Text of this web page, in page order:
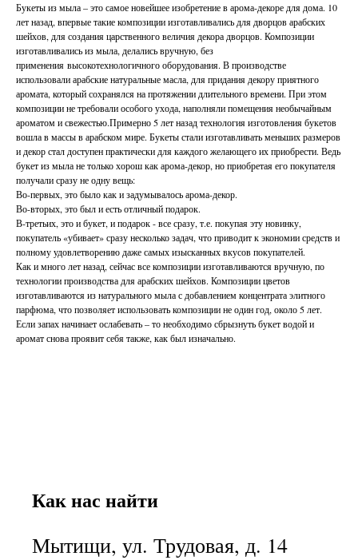
Букеты из мыла – это самое новейшее изобретение в арома-декоре для дома. 10
лет назад, впервые такие композиции изготавливались для дворцов арабских
шейхов, для создания царственного величия декора дворцов. Композиции
изготавливались из мыла, делались вручную, без
применения высокотехнологичного оборудования. В производстве
использовали арабские натуральные масла, для придания декору приятного
аромата, который сохранялся на протяжении длительного времени. При этом
композиции не требовали особого ухода, наполняли помещения необычайным
ароматом и свежестью.Примерно 5 лет назад технология изготовления букетов
вошла в массы в арабском мире. Букеты стали изготавливать меньших размеров
и декор стал доступен практически для каждого желающего их приобрести. Ведь
букет из мыла не только хорош как арома-декор, но приобретая его покупателя
получали сразу не одну вещь:
Во-первых, это было как и задумывалось арома-декор.
Во-вторых, это был и есть отличный подарок.
В-третьих, это и букет, и подарок - все сразу, т.е. покупая эту новинку,
покупатель «убивает» сразу несколько задач, что приводит к экономии средств и
полному удовлетворению даже самых изысканных вкусов покупателей.
Как и много лет назад, сейчас все композиции изготавливаются вручную, по
технологии производства для арабских шейхов. Композиции цветов
изготавливаются из натурального мыла с добавлением концентрата элитного
парфюма, что позволяет использовать композиции не один год, около 5 лет.
Если запах начинает ослабевать – то необходимо сбрызнуть букет водой и
аромат снова проявит себя также, как был изначально.
Как нас найти
Мытищи, ул. Трудовая, д. 14